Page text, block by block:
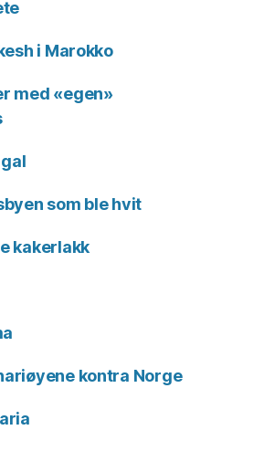
i Marokko
med «egen»
som ble hvit
kakerlakk
kontra Norge